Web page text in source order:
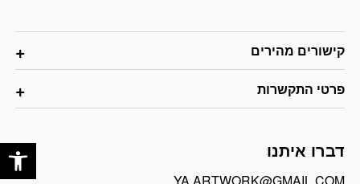
קישורים מהירים
פרטי התקשרות
דברו איתנו